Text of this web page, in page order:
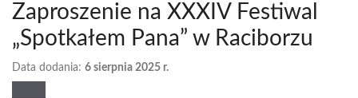
Zaproszenie na XXXIV Festiwal
„Spotkałem Pana” w Raciborzu
Data dodania: 6 sierpnia 2025 r.